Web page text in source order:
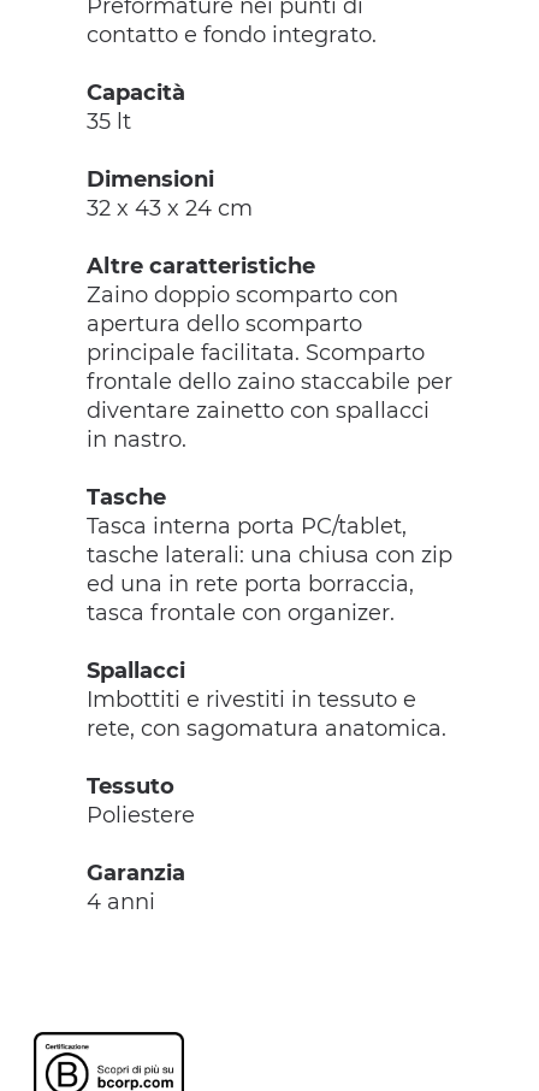
Preformature nei punti di
contatto e fondo integrato.
Capacità
35 lt
Dimensioni
32 x 43 x 24 cm
Altre caratteristiche
Zaino doppio scomparto con
apertura dello scomparto
principale facilitata. Scomparto
frontale dello zaino staccabile per
diventare zainetto con spallacci
in nastro.
Tasche
Tasca interna porta PC/tablet,
tasche laterali: una chiusa con zip
ed una in rete porta borraccia,
tasca frontale con organizer.
Spallacci
Imbottiti e rivestiti in tessuto e
rete, con sagomatura anatomica.
Tessuto
Poliestere
Garanzia
4 anni